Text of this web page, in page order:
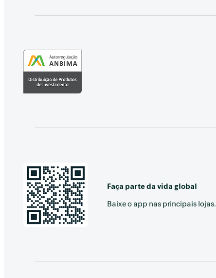
Faça parte da vida global
Baixe o app nas principais lojas.